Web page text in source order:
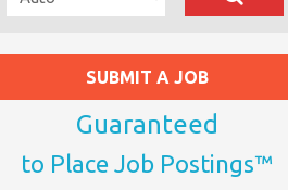
SUBMIT A JOB
Guaranteed
to Place Job Postings™